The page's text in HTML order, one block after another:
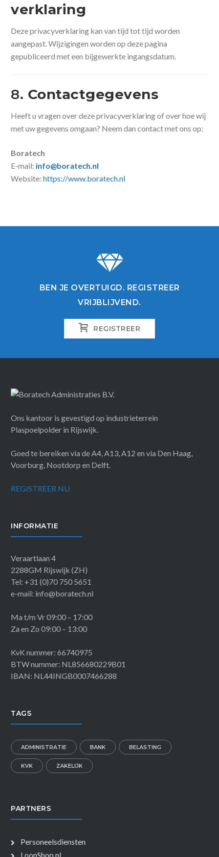
verklaring
Deze privacyverklaring kan van tijd tot tijd worden
aangepast. Wijzigingen worden op deze pagina
gepubliceerd met een bijgewerkte ingangsdatum.
8. Contactgegevens
Heeft u vragen over deze privacyverklaring of over hoe wij
met uw gegevens omgaan? Neem dan contact met ons op:
Boratech
E-mail: info@boratech.nl
Website:https://www.boratech.nl
BEN JE OVERTUIGD. REGISTREER
VRIJBLIJVEND.
REGISTREER
Ons kantoor is gevestigd op industrieterrein
Plaspoelpolder in Rijswijk.
Goed te bereiken via de A4, A13, A12 en via Den Haag,
Voorburg, Nootdorp en Delft.
REGISTREER NU
INFORMATIE
Veraartlaan 4
2288GM Rijswijk (ZH)
Tel: +31 (0)70 750 5651
e-mail: info@boratech.nl
Ma t/m Vr 09:00 – 17:00
Za en Zo 09:00 – 13:00
KvK nummer: 66740975
BTW nummer: NL856680229B01
IBAN: NL44INGB0007466288
TAGS
ADMINISTRATIE BANK BELASTING
KVK ZAKELIJK
PARTNERS
Personeelsdiensten
LoonShop.nl